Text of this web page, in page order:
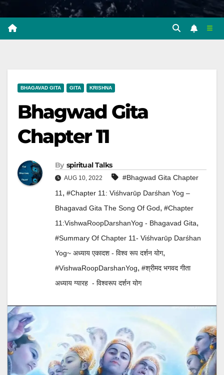
BHAGAVAD GITA GITA KRISHNA
Bhagwad Gita
Chapter 11
By Spiritual Talks
AUG 10, 2022
#Bhagwad Gita Chapter
11 , #Chapter 11: Viśhvarūp Darśhan Yog –
Bhagavad Gita The Song Of God, #Chapter
11:VishwaRoopDarshanYog - Bhagavad Gita,
#Summary Of Chapter 11- Viśhvarūp Darśhan
Yog~ अध्याय एकादश - विश्व रूप दर्शन योग,
#VishwaRoopDarshanYog, #श्रीमद भगवद गीता
अध्याय ग्यारह - विश्वरूप दर्शन योग